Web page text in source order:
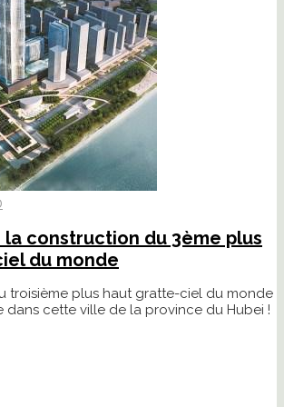
la construction du 3ème plus
du monde
troisième plus haut gratte-ciel du monde
dans cette ville de la province du Hubei !